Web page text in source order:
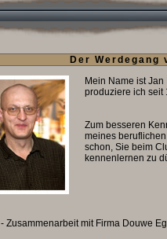
Der
Mein Name ist
produziere ich seit
Zum besseren
meines
schon, Sie beim
kennenlernen zu
- Zusammenarbeit mit Firma Douwe